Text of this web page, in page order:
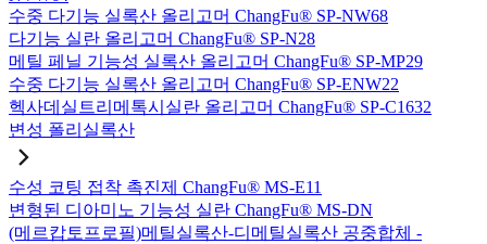
수중 다기능 실록산 올리고머 ChangFu® SP-NW68
다기능 실란 올리고머 ChangFu® SP-N28
메틸 페닐 기능성 실록산 올리고머 ChangFu® SP-MP29
수중 다기능 실록산 올리고머 ChangFu® SP-ENW22
헥사데실트리메톡시실란 올리고머 ChangFu® SP-C1632
변성 폴리실록산
수성 코팅 접착 촉진제 ChangFu® MS-E11
변형된 디아미노 기능성 실란 ChangFu® MS-DN
(메르캅토프로필)메틸실록산-디메틸실록산 공중합체 -